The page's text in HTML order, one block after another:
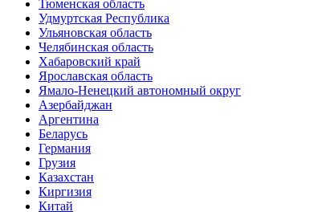
Тюменская область
Удмуртская Республика
Ульяновская область
Челябинская область
Хабаровский край
Ярославская область
Ямало-Ненецкий автономный округ
Азербайджан
Аргентина
Беларусь
Германия
Грузия
Казахстан
Киргизия
Китай